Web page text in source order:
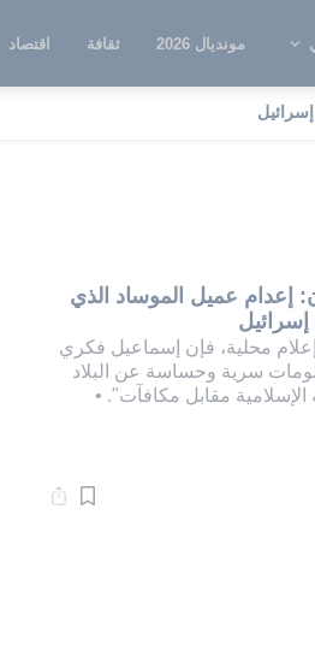
مونديال 2026 ثقافة اقتصاد
إعدام عميل الموساد الذي
محلية، فإن إسماعيل فكري
سرية وحساسة عن البلاد
الإسلامية مقابل مكافآت". •